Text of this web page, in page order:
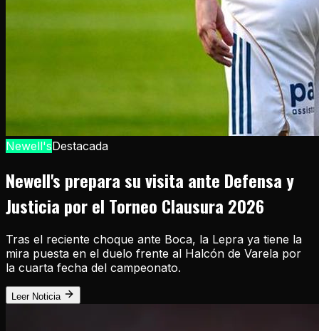
Newell'sDestacada
Newell's prepara su visita ante Defensa y
Justicia por el Torneo Clausura 2026
Tras el reciente choque ante Boca, la Lepra ya tiene la
mira puesta en el duelo frente al Halcón de Varela por
la cuarta fecha del campeonato.
Leer Noticia